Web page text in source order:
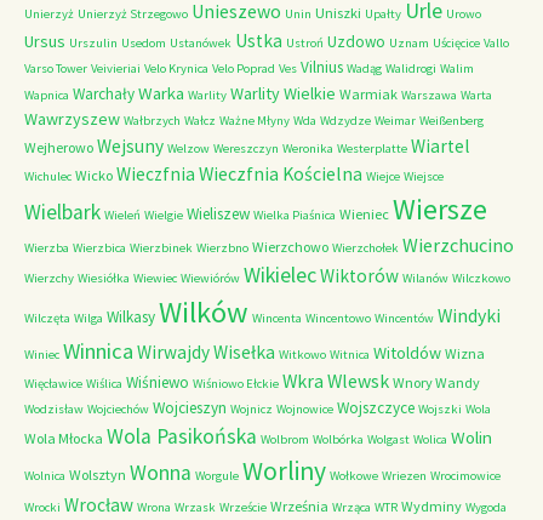
Unierzyż Unierzyż Strzegowo Unieszewo Unin Uniszki Upałty Urle Urowo
Ursus Urszulin Usedom Ustanówek Ustka Ustroń Uzdowo Uznam Uścięcice Vallo
Varso Tower Veivieriai Velo Krynica Velo Poprad Ves Vilnius Wadąg Walidrogi Walim
Wapnica WarchałyWarka Warlity Warlity Wielkie Warmiak Warszawa Warta
Wawrzyszew Wałbrzych Wałcz Ważne Młyny Wda Wdzydze Weimar Weißenberg
Wejherowo Wejsuny Welzow Wereszczyn Weronika Westerplatte Wiartel
Wichulec Wicko Wieczfnia Wieczfnia Kościelna Wiejce Wiejsce
Wielbark Wieleń Wielgie Wieliszew Wielka Piaśnica Wieniec Wiersze
Wierzba Wierzbica Wierzbinek Wierzbno Wierzchowo Wierzchołek Wierzchucino
Wierzchy Wiesiółka Wiewiec Wiewiórów WikielecWiktorów Wilanów Wilczkowo
Wilczęta Wilga WilkasyWilków Wincenta Wincentowo Wincentów Windyki
Winiec Winnica WirwajdyWisełka Witkowo Witnica Witoldów Wizna
Więcławice Wiślica Wiśniewo Wiśniowo Ełckie Wkra Wlewsk Wnory Wandy
Wodzisław Wojciechów Wojcieszyn Wojnicz Wojnowice Wojszczyce Wojszki Wola
Wola Młocka Wola Pasikońska Wolbrom Wolbórka Wolgast Wolica Wolin
Wolnica Wolsztyn Wonna Worgule Worliny Wołkowe Wriezen Wrocimowice
Wrocki Wrocław Wrona Wrzask Wrzeście Września Wrząca WTR Wydminy Wygoda